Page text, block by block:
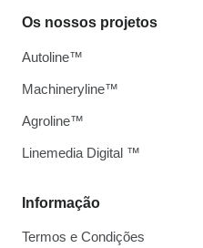
Informação
Termos e Condições
Os nossos projetos
Autoline™
Machineryline™
Agroline™
Linemedia Digital ™